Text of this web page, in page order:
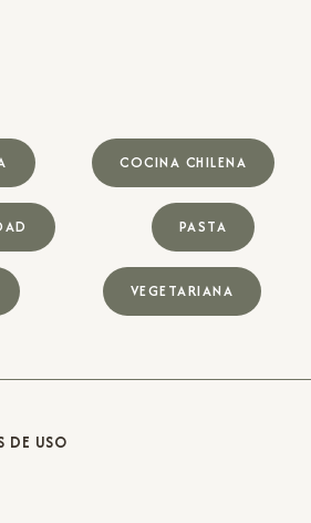
COCINA CHILENA
PASTA
VEGETARIANA
DE USO